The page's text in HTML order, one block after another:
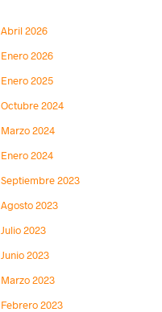
Abril 2026
Enero 2026
Enero 2025
Octubre 2024
Marzo 2024
Enero 2024
Septiembre 2023
Agosto 2023
Julio 2023
Junio 2023
Marzo 2023
Febrero 2023